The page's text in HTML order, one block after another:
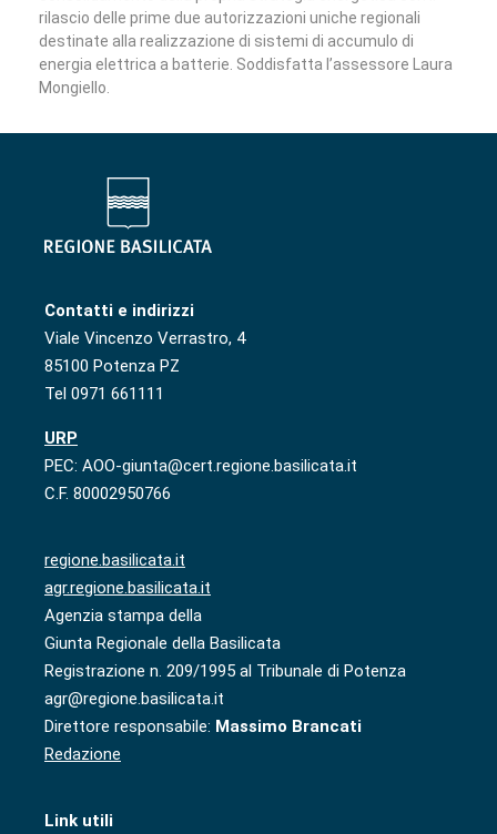
rilascio delle prime due autorizzazioni uniche regionali
destinate alla realizzazione di sistemi di accumulo di
energia elettrica a batterie. Soddisfatta l’assessore Laura
Mongiello.
Contatti e indirizzi
Viale Vincenzo Verrastro, 4
85100 Potenza PZ
Tel 0971 661111
URP
PEC: AOO-giunta@cert.regione.basilicata.it
C.F. 80002950766
regione.basilicata.it
agr.regione.basilicata.it
Agenzia stampa della
Giunta Regionale della Basilicata
Registrazione n. 209/1995 al Tribunale di Potenza
agr@regione.basilicata.it
Direttore responsabile: Massimo Brancati
Redazione
Link utili